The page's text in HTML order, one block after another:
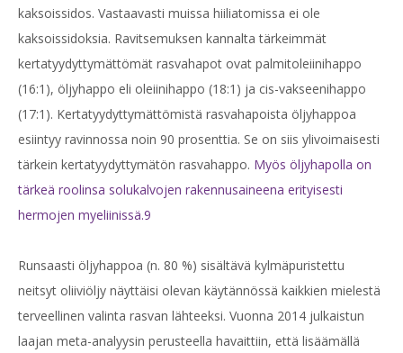
kaksoissidos. Vastaavasti muissa hiiliatomissa ei ole
kaksoissidoksia. Ravitsemuksen kannalta tärkeimmät
kertatyydyttymättömät rasvahapot ovat palmitoleiinihappo
(16:1), öljyhappo eli oleiinihappo (18:1) ja cis-vakseenihappo
(17:1). Kertatyydyttymättömistä rasvahapoista öljyhappoa
esiintyy ravinnossa noin 90 prosenttia. Se on siis ylivoimaisesti
tärkein kertatyydyttymätön rasvahappo. Myös öljyhapolla on
tärkeä roolinsa solukalvojen rakennusaineena erityisesti
hermojen myeliinissä.9
Runsaasti öljyhappoa (n. 80 %) sisältävä kylmäpuristettu
neitsyt oliiviöljy näyttäisi olevan käytännössä kaikkien mielestä
terveellinen valinta rasvan lähteeksi. Vuonna 2014 julkaistun
laajan meta-analyysin perusteella havaittiin, että lisäämällä